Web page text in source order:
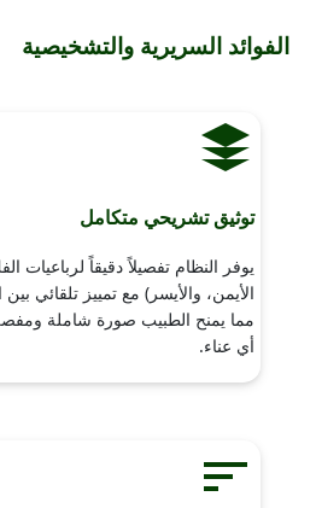
الفوائد السريرية والتشخيصية
توثيق تشريحي متكامل
يوفر النظام تفصيلاً دقيقاً لرباعيات
الأيمن، والأيسر) مع تمييز تلقائي بين
مما يمنح الطبيب صورة شاملة
أي عناء.